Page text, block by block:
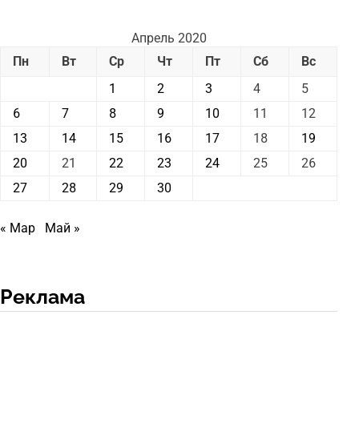
Апрель 2020
Пн
Вт Ср Чт Пт Сб
Вс
1
2 3 4
5
6
7 8 9 10 11
12
13
14 15 16 17 18
19
20
21 22 23 24 25
26
27
28 29 30
« Мар Май »
Реклама